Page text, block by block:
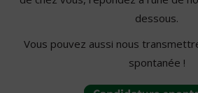
dessous.
Vous pouvez aussi nous
spontanée !